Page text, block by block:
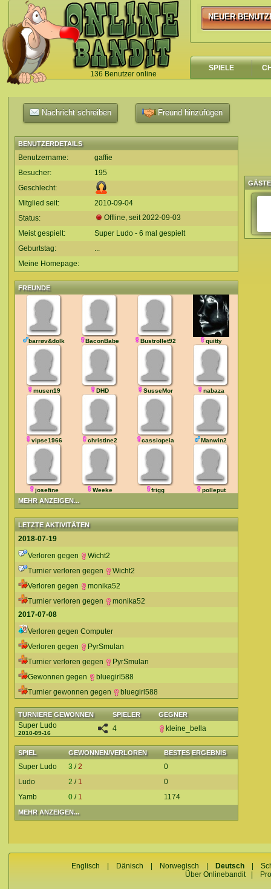
136 Benutzer online
`
NEUER
NEUER
SPIELE
Nachricht schreiben Freund hinzufügen
BENUTZERDETAILS
Benutzername:
gaffie
Besucher:
195
Geschlecht:
Mitglied seit:
2010-09-04
Status:
Offline, seit2022-09-03
Meist gespielt:
Super Ludo - 6 mal gespielt
Geburtstag:
...
Meine Homepage:
FREUNDE
MEHR ANZEIGEN...
barrøv&dolk BaconBabe Bustrollet92 quitty
musen19 DHD SusseMor nabaza
vipse1966 christine2 cassiopeia Manwin2
josefine Weeke frigg polleput
LETZTE AKTIVITÄTEN
2018-07-19
Verloren gegen
Wicht2
Turnier verloren gegen
Wicht2
Verloren gegen
monika52
Turnier verloren gegen
monika52
2017-07-08
Verloren gegen Computer
Verloren gegen
PyrSmulan
Turnier verloren gegen
PyrSmulan
Gewonnen gegen
bluegirl588
Turnier gewonnen gegen
bluegirl588
TURNIERE GEWONNEN SPIELER GEGNER
Super Ludo
2010-09-16
4 kleine_bella
SPIEL GEWONNEN/VERLOREN BESTES ERGEBNIS
MEHR ANZEIGEN...
Super Ludo 3 /2
0
Ludo
2 / 1
0
Yamb
0 / 1 1174
Englisch Dänisch Norwegisch Deutsch |
Über Onlinebandit|